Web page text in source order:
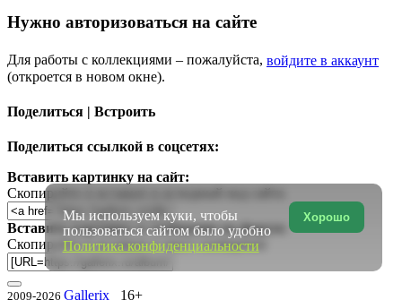
Нужно авторизоваться на сайте
Для работы с коллекциями – пожалуйста, войдите в аккаунт
(откроется в новом окне).
Поделиться | Встроить
Поделиться ссылкой в соцсетях:
Вставить картинку на сайт:
Скопируйте и вставьте в исходный код сайта
Вставить картинку в сообщение на форум:
Скопируйте и вставьте в текст сообщения
2009-2026 Gallerix 16+
Хорошо
Мы используем куки, чтобы
пользоваться сайтом было удобно
Политика конфиденциальности